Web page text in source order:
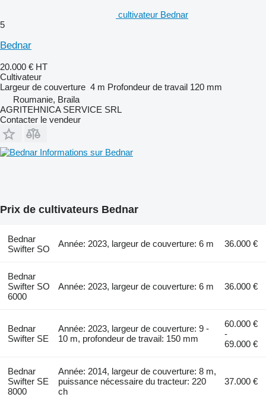
cultivateur Bednar
5
Bednar
20.000 € HT
Cultivateur
Largeur de couverture 4 m Profondeur de travail 120 mm
Roumanie, Braila
AGRITEHNICA SERVICE SRL
Contacter le vendeur
Informations sur Bednar
Prix de cultivateurs Bednar
Bednar
Swifter SO
Année: 2023, largeur de couverture: 6 m 36.000 €
Bednar
Swifter SO
6000
Année: 2023, largeur de couverture: 6 m 36.000 €
Bednar
Swifter SE
Année: 2023, largeur de couverture: 9 -
10 m, profondeur de travail: 150 mm
60.000 €
-
69.000 €
Bednar
Swifter SE
8000
Année: 2014, largeur de couverture: 8 m,
puissance nécessaire du tracteur: 220
ch
37.000 €